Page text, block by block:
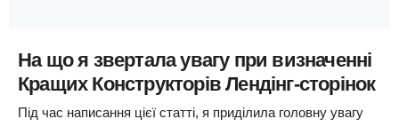
На що я звертала увагу при визначенні
Кращих Конструкторів Лендінг-сторінок
Під час написання цієї статті, я приділила головну увагу